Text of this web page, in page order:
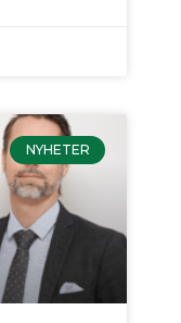
NYHETER